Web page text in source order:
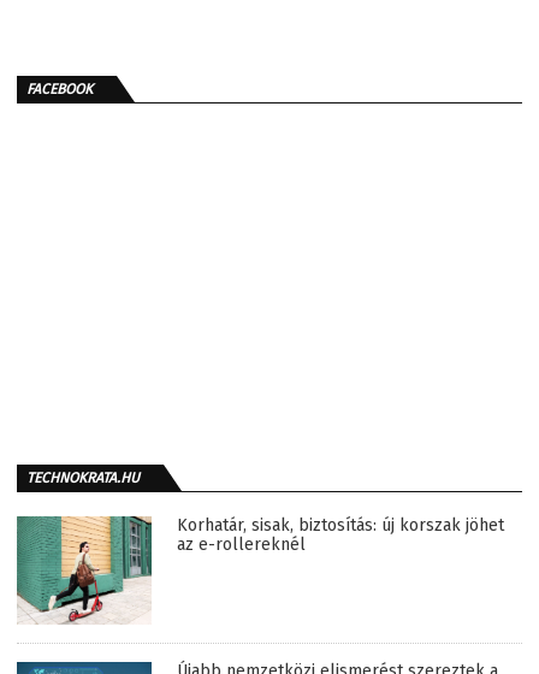
FACEBOOK
TECHNOKRATA.HU
Korhatár, sisak, biztosítás: új korszak jöhet
az e-rollereknél